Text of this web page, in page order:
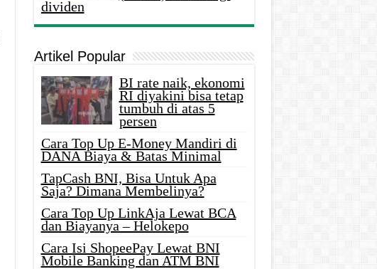
dividen
Artikel Popular
BI rate naik, ekonomi
RI diyakini bisa tetap
tumbuh di atas 5
persen
Cara Top Up E-Money Mandiri di
DANA Biaya & Batas Minimal
TapCash BNI, Bisa Untuk Apa
Saja? Dimana Membelinya?
Cara Top Up LinkAja Lewat BCA
dan Biayanya – Helokepo
Cara Isi ShopeePay Lewat BNI
Mobile Banking dan ATM BNI